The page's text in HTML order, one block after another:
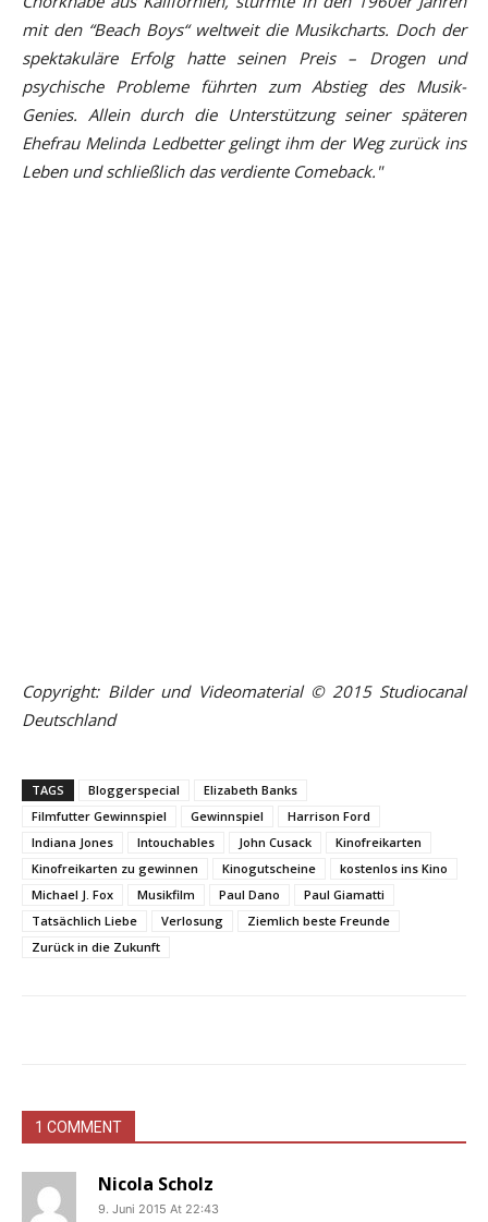
mit den “Beach Boys“ weltweit die Musikcharts. Doch der
spektakuläre Erfolg hatte seinen Preis – Drogen und
psychische Probleme führten zum Abstieg des Musik-
Genies. Allein durch die Unterstützung seiner späteren
Ehefrau Melinda Ledbetter gelingt ihm der Weg zurück ins
Leben und schließlich das verdiente Comeback."
Copyright: Bilder und Videomaterial ©2015 Studiocanal
Deutschland
TAGS Bloggerspecial
Elizabeth Banks
Filmfutter Gewinnspiel
Gewinnspiel
Harrison Ford
Indiana Jones
Intouchables John Cusack
Kinofreikarten
Kinofreikarten zu gewinnen
Kinogutscheine
kostenlos ins Kino
Michael J. Fox
Musikfilm Paul Dano
Paul Giamatti
Tatsächlich Liebe
Verlosung
Ziemlich beste Freunde
Zurück in die Zukunft
1 COMMENT
Nicola Scholz
9. Juni 2015 At 22:43